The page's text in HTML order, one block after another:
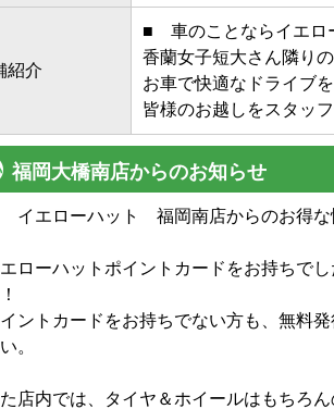
紹介
■　車のことならイエ
香蘭女子短大さん隣り
お車で快適なドライブ
皆様のお越しをスタッ
福岡大橋南店からのお知らせ
イエローハット　福岡南店からのお得
ローハットポイントカードをお持ちで
ントカードをお持ちでない方も、無料
。
た店内では、タイヤ＆ホイールはもちろ